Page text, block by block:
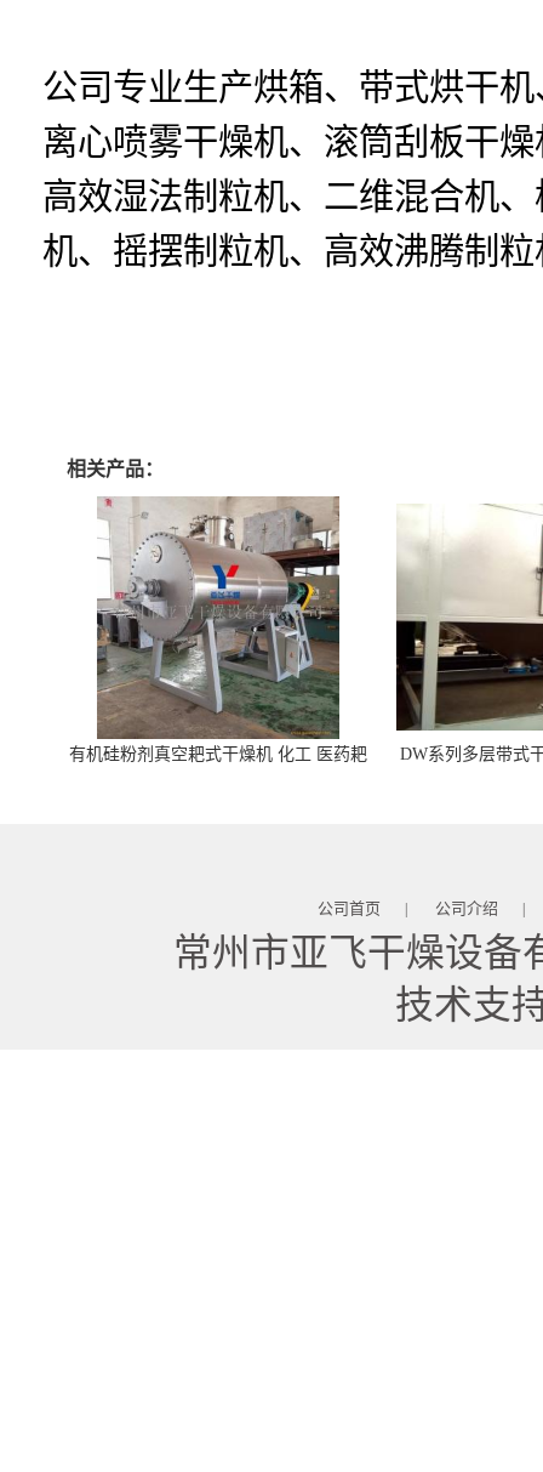
公司专业生产烘箱、带式烘干
离心喷雾干燥机、滚筒刮板干
高效湿法制粒机、二维混合机
机、摇摆制粒机、高效沸腾制
相关产品：
有机硅粉剂真空耙式干燥机 化工 医药耙
DW系列多层带式
公司首页 | 公司介绍 |
常州市亚飞干燥设备
技术支